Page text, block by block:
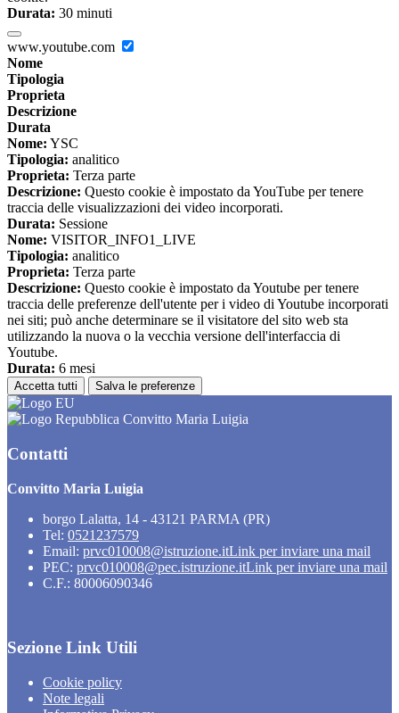
Durata: 30 minuti
www.youtube.com
Nome
Tipologia
Proprieta
Descrizione
Durata
Nome: YSC
Tipologia: analitico
Proprieta: Terza parte
Descrizione: Questo cookie è impostato da YouTube per tenere
traccia delle visualizzazioni dei video incorporati.
Durata: Sessione
Nome: VISITOR_INFO1_LIVE
Tipologia: analitico
Proprieta: Terza parte
Descrizione: Questo cookie è impostato da Youtube per tenere
traccia delle preferenze dell'utente per i video di Youtube incorporati
nei siti; può anche determinare se il visitatore del sito web sta
utilizzando la nuova o la vecchia versione dell'interfaccia di
Youtube.
Durata: 6 mesi
Accetta tutti Salva le preferenze
Convitto Maria Luigia
Contatti
Convitto Maria Luigia
borgo Lalatta, 14 - 43121 PARMA (PR)
Tel: 0521237579
Email: prvc010008@istruzione.itLink per inviare una mail
PEC: prvc010008@pec.istruzione.itLink per inviare una mail
C.F.: 80006090346
Sezione Link Utili
Cookie policy
Note legali